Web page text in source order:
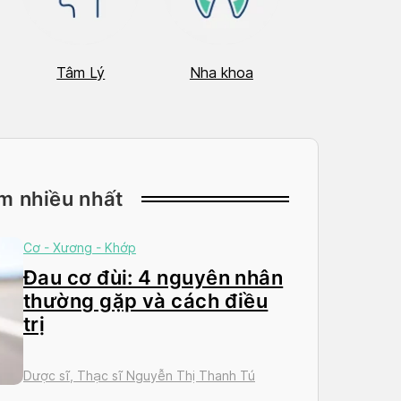
Tâm Lý Nha khoa
nhiều nhất
Cơ - Xương - Khớp
Đau cơ đùi: 4 nguyên nhân
thường gặp và cách điều
trị
Dược sĩ, Thạc sĩ Nguyễn Thị Thanh Tú